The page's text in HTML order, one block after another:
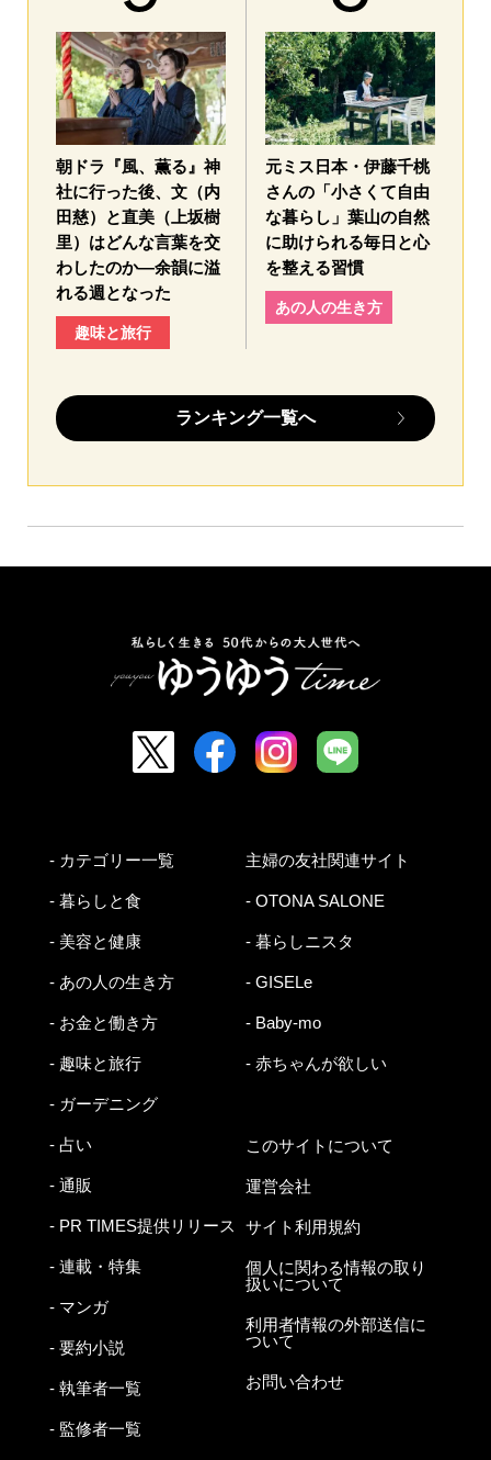
朝ドラ『風、薫る』神
社に行った後、文（内
田慈）と直美（上坂樹
里）はどんな言葉を交
わしたのか—余韻に溢
れる週となった
趣味と旅行
元ミス日本・伊藤千桃
さんの「小さくて自由
な暮らし」葉山の自然
に助けられる毎日と心
を整える習慣
あの人の生き方
ランキング一覧へ
- カテゴリー一覧
- 暮らしと食
- 美容と健康
- あの人の生き方
- お金と働き方
- 趣味と旅行
- ガーデニング
- 占い
- 通販
- PR TIMES提供リリース
- 連載・特集
- マンガ
- 要約小説
- 執筆者一覧
- 監修者一覧
主婦の友社関連サイト
- OTONA SALONE
- 暮らしニスタ
- GISELe
- Baby-mo
- 赤ちゃんが欲しい
このサイトについて
運営会社
サイト利用規約
個人に関わる情報の取り
扱いについて
利用者情報の外部送信に
ついて
お問い合わせ